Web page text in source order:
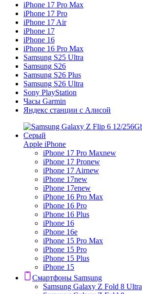
iPhone 17 Pro Max
iPhone 17 Pro
iPhone 17 Air
iPhone 17
iPhone 16
iPhone 16 Pro Max
Samsung S25 Ultra
Samsung S26
Samsung S26 Plus
Samsung S26 Ultra
Sony PlayStation
Часы Garmin
Яндекс станции с Алисой
Apple iPhone
iPhone 17 Pro Maxnew
iPhone 17 Pronew
iPhone 17 Airnew
iPhone 17new
iPhone 17enew
iPhone 16 Pro Max
iPhone 16 Pro
iPhone 16 Plus
iPhone 16
iPhone 16e
iPhone 15 Pro Max
iPhone 15 Pro
iPhone 15 Plus
iPhone 15
Смартфоны Samsung
Samsung Galaxy Z Fold 8 Ultra